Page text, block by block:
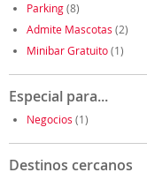
Parking(8)
Admite Mascotas (2)
Minibar Gratuito(1)
Especial para...
Negocios (1)
Destinos cercanos